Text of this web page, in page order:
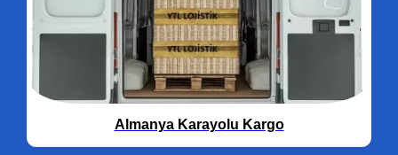
Almanya Karayolu Kargo